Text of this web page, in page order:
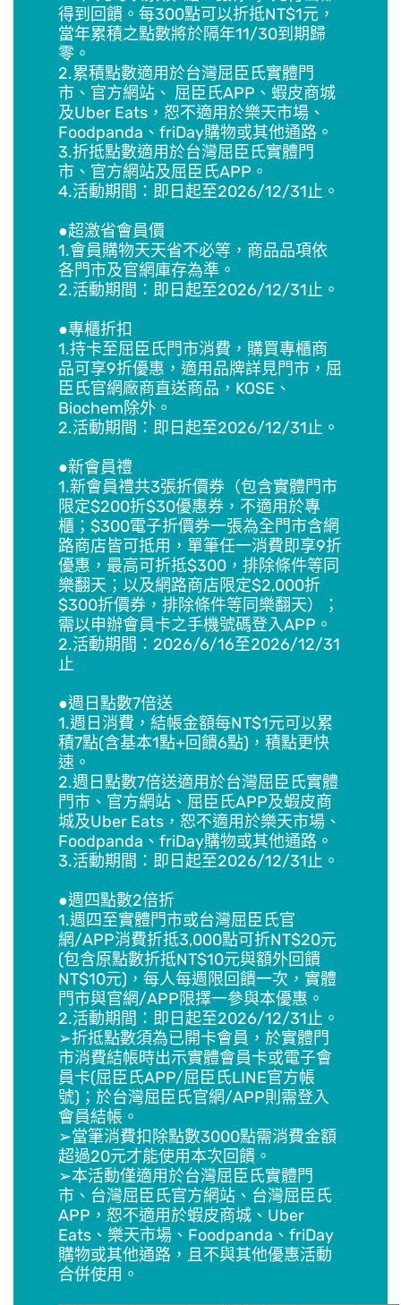
得到回饋。每300點可以折抵NT$1元，
當年累積之點數將於隔年11/30到期歸
零。
2.累積點數適用於台灣屈臣氏實體門
市、官方網站、 屈臣氏APP、蝦皮商城
及Uber Eats，恕不適用於樂天市場、
Foodpanda、friDay購物或其他通路。
3.折抵點數適用於台灣屈臣氏實體門
市、官方網站及屈臣氏APP。
4.活動期間：即日起至2026/12/31止。
●超激省會員價
1.會員購物天天省不必等，商品品項依
各門市及官網庫存為準。
2.活動期間：即日起至2026/12/31止。
●專櫃折扣
1.持卡至屈臣氏門市消費，購買專櫃商
品可享9折優惠，適用品牌詳見門市，屈
臣氏官網廠商直送商品，KOSE、
Biochem除外。
2.活動期間：即日起至2026/12/31止。
●新會員禮
1.新會員禮共3張折價券（包含實體門市
限定$200折$30優惠券，不適用於專
櫃；$300電子折價券一張為全門市含網
路商店皆可抵用，單筆任一消費即享9折
優惠，最高可折抵$300，排除條件等同
樂翻天；以及網路商店限定$2,000折
$300折價券，排除條件等同樂翻天）；
需以申辦會員卡之手機號碼登入APP。
2.活動期間：2026/6/16至2026/12/31
止
●週日點數7倍送
1.週日消費，結帳金額每NT$1元可以累
積7點(含基本1點+回饋6點)，積點更快
速。
2.週日點數7倍送適用於台灣屈臣氏實體
門市、官方網站、屈臣氏APP及蝦皮商
城及Uber Eats，恕不適用於樂天市場、
Foodpanda、friDay購物或其他通路。
3.活動期間：即日起至2026/12/31止。
●週四點數2倍折
1.週四至實體門市或台灣屈臣氏官
網/APP消費折抵3,000點可折NT$20元
(包含原點數折抵NT$10元與額外回饋
NT$10元)，每人每週限回饋一次，實體
門市與官網/APP限擇一參與本優惠。
2.活動期間：即日起至2026/12/31止。
➢折抵點數須為已開卡會員，於實體門
市消費結帳時出示實體會員卡或電子會
員卡(屈臣氏APP/屈臣氏LINE官方帳
號)；於台灣屈臣氏官網/APP則需登入
會員結帳。
➢當筆消費扣除點數3000點需消費金額
超過20元才能使用本次回饋。
➢本活動僅適用於台灣屈臣氏實體門
市、台灣屈臣氏官方網站、台灣屈臣氏
APP，恕不適用於蝦皮商城、Uber
Eats、樂天市場、Foodpanda、friDay
購物或其他通路，且不與其他優惠活動
合併使用。